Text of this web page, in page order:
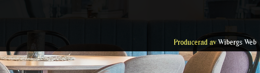
Producerad avWibergs Web